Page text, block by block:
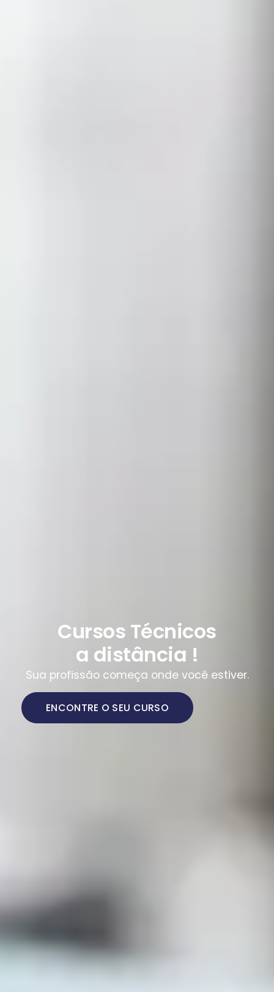
Cursos Técnicos
a distância !
Sua profissão começa onde você estiver.
ENCONTRE O SEU CURSO